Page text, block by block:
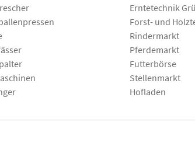
Erntetechnik
Forst- und
Rindermarkt
Pferdemarkt
Futterbörse
Stellenmarkt
Hofladen